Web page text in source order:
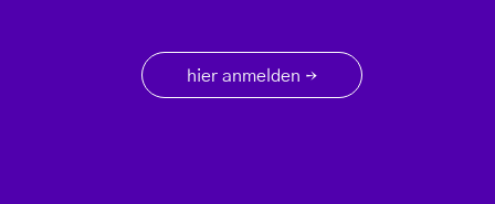
hier anmelden →